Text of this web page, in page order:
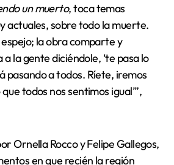
un muerto, toca temas
actuales, sobre todo la muerte.
la obra comparte y
la gente diciéndole, ‘te pasa lo
pasando a todos. Ríete, iremos
todos nos sentimos igual’”,
Ornella Rocco y Felipe Gallegos,
en que recién la región